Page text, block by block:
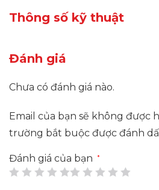
Thông số kỹ thuật
Đánh giá
Chưa có đánh giá nào.
Email của bạn sẽ không được
trường bắt buộc được đánh
Đánh giá của bạn *